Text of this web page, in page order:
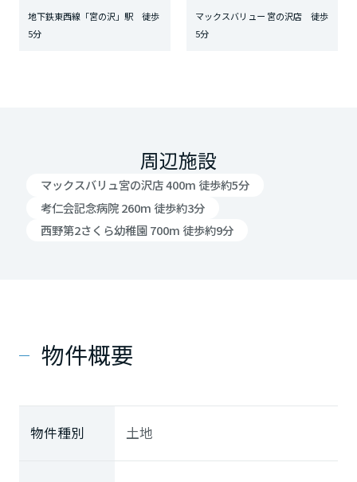
地下鉄東西線「宮の沢」駅 徒歩
5分
マックスバリュー 宮の沢店 徒歩
5分
周辺施設
マックスバリュ宮の沢店 400m 徒歩約5分
考仁会記念病院 260m 徒歩約3分
西野第2さくら幼稚園 700m 徒歩約9分
物件概要
物件種別 土地